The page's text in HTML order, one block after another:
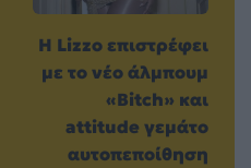
Η Lizzo επιστρέφει
με το νέο άλμπουμ
«Bitch» και
attitude γεμάτο
αυτοπεποίθηση